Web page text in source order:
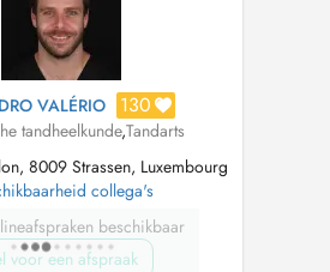
VALÉRIO 130
tandheelkunde,Tandarts
8009 Strassen, Luxembourg
collega's
beschikbaar
voor een afspraak